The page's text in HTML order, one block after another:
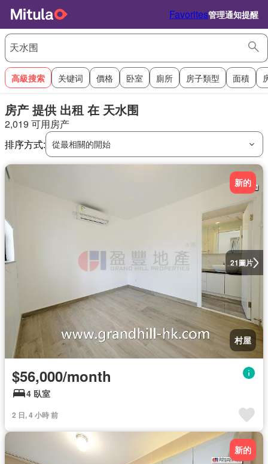
Favorites管理通知提醒
高級搜索 关键词 價格 卧室 廁所 房子類型 面積
房产 提供 出租 在 天水围
2,019 可用房产
排序方式: 從最相關的開始
21圖片
新的
村屋
$56,000/month
4 臥室
2 日, 4 小時 前
新的